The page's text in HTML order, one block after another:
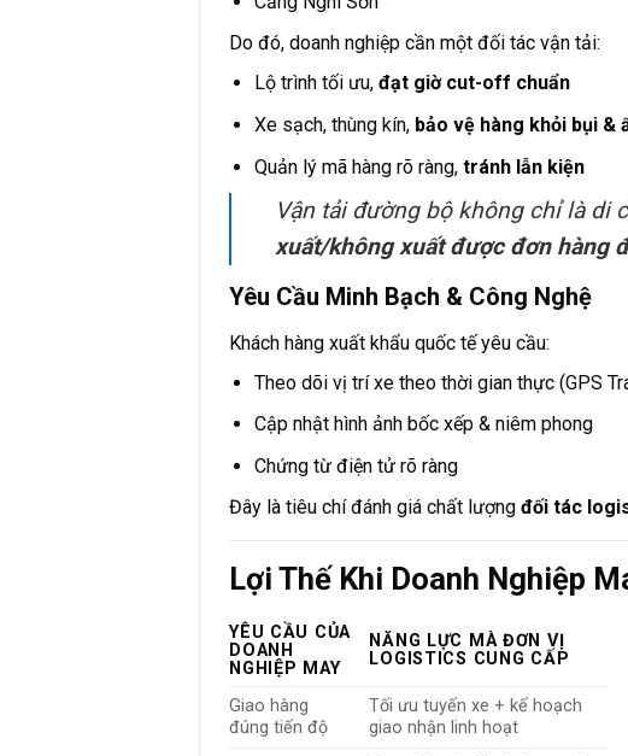
Do đó, doanh nghiệp cần một đối tác vận tải:
Lộ trình tối ưu, đạt giờ cut-off chuẩn
Xe sạch, thùng kín, bảo vệ hàng khỏi bụi &
Quản lý mã hàng rõ ràng, tránh lẫn kiện
Vận tải đường bộ không chỉ là di
xuất/không xuất được đơn hàng
Yêu Cầu Minh Bạch & Công Nghệ
Khách hàng xuất khẩu quốc tế yêu cầu:
Theo dõi vị trí xe theo thời gian thực (GPS
Cập nhật hình ảnh bốc xếp & niêm phong
Chứng từ điện tử rõ ràng
Đây là tiêu chí đánh giá chất lượngđối tác
Lợi Thế Khi Doanh Nghiệp
YÊU CẦU CỦA
DOANH
NGHIỆP MAY
NĂNG LỰC MÀ ĐƠN VỊ
LOGISTICS CUNG CẤP
Giao hàng
đúng tiến độ
Tối ưu tuyến xe + kế hoạch
giao nhận linh hoạt